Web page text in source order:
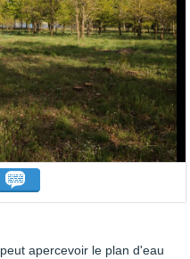
apercevoir le plan d'eau